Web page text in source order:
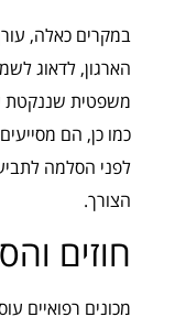
במקרים כאלה,
הארגון, לדאוג
משפטית שננקטת
כמו כן, הם
לפני הסלמה
הצורך.
חוזים
מכונים רפואיים